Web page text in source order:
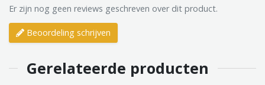
Er zijn nog geen reviews geschreven over dit product.
Beoordeling schrijven
Gerelateerde producten